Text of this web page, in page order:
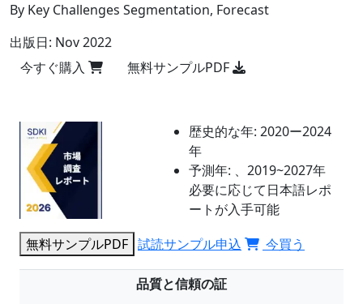
By Key Challenges Segmentation, Forecast
出版日: Nov 2022
今すぐ購入
無料サンプルPDF
歴史的な年: 2020ー2024
年
予測年: 、2019~2027年
必要に応じて日本語レポ
ートが入手可能
無料サンプルPDF 試読サンプル申込 今買う
品質と信頼の証